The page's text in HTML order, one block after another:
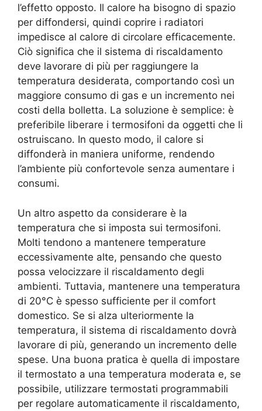
l’effetto opposto. Il calore ha bisogno di spazio
per diffondersi, quindi coprire i radiatori
impedisce al calore di circolare efficacemente.
Ciò significa che il sistema di riscaldamento
deve lavorare di più per raggiungere la
temperatura desiderata, comportando così un
maggiore consumo di gas e un incremento nei
costi della bolletta. La soluzione è semplice: è
preferibile liberare i termosifoni da oggetti che li
ostruiscano. In questo modo, il calore si
diffonderà in maniera uniforme, rendendo
l’ambiente più confortevole senza aumentare i
consumi.
Un altro aspetto da considerare è la
temperatura che si imposta sui termosifoni.
Molti tendono a mantenere temperature
eccessivamente alte, pensando che questo
possa velocizzare il riscaldamento degli
ambienti. Tuttavia, mantenere una temperatura
di 20°C è spesso sufficiente per il comfort
domestico. Se si alza ulteriormente la
temperatura, il sistema di riscaldamento dovrà
lavorare di più, generando un incremento delle
spese. Una buona pratica è quella di impostare
il termostato a una temperatura moderata e, se
possibile, utilizzare termostati programmabili
per regolare automaticamente il riscaldamento,